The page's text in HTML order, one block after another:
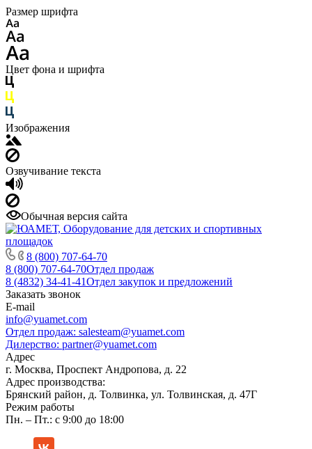
Размер шрифта
Цвет фона и шрифта
Изображения
Озвучивание текста
Обычная версия сайта
8 (800) 707-64-70
8 (800) 707-64-70Отдел продаж
8 (4832) 34-41-41Отдел закупок и предложений
Заказать звонок
E-mail
info@yuamet.com
Отдел продаж: salesteam@yuamet.com
Дилерство: partner@yuamet.com
Адрес
г. Москва, Проспект Андропова, д. 22
Адрес производства:
Брянский район, д. Толвинка, ул. Толвинская, д. 47Г
Режим работы
Пн. – Пт.: с 9:00 до 18:00